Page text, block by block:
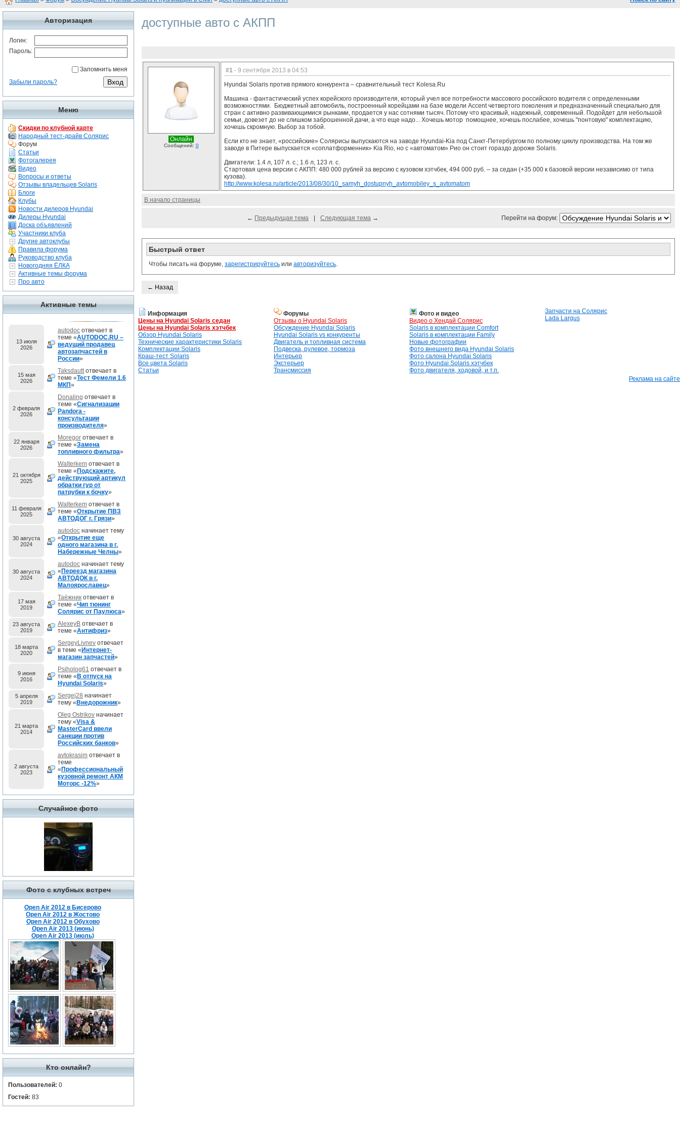
Авторизация
Логин:
Пароль:
Запомнить меня
Забыли пароль?
Меню
Скидки по клубной карте
Народный тест-драйв Солярис
Форум
Статьи
Фотогалерея
Видео
Вопросы и ответы
Отзывы владельцев Solaris
Блоги
Клубы
Новости дилеров Hyundai
Дилеры Hyundai
Доска объявлений
Участники клуба
Другие автоклубы
Правила форума
Руководство клуба
Новогодняя ЁЛКА
Активные темы форума
Про авто
Активные темы
13 июля
2026
autodoc отвечает в
теме «AUTODOC.RU –
ведущий продавец
автозапчастей в
России»
15 мая
2026
Taksdauttотвечает в
теме «Тест Фемели 1.6
МКП»
2 февраля
2026
Donaling отвечает в
теме «Сигнализации
Pandora -
консультации
производителя»
22 января
2026
Moregor отвечает в
теме «Замена
топливного фильтра»
21 октября
2025
Walterkem отвечает в
теме « Подскажите,
действующий артикул
обратки гур от
патрубки к бочку»
11 февраля
2025
Walterkem отвечает в
теме «Открытие ПВЗ
АВТОДОГ г. Грязи»
30 августа
2024
autodoc начинает тему
«Открытие еще
одного магазина в г.
Набережные Челны»
30 августа
2024
autodoc начинает тему
« Переезд магазина
АВТОДОК в г.
Малоярославец»
17 мая
2019
Таёжник отвечает в
теме «Чип тюнинг
Солярис от Паулюса»
23 августа
2019
AlexeyB отвечает в
теме «Антифриз»
18 марта
2020
SergeyLivnev отвечает
в теме « Интернет-
магазин запчастей»
9 июня
2016
Psiholog61 отвечает в
теме « В отпуск на
Hyundai Solaris»
5 апреля
2019
Sergej28 начинает
тему « Внедорожник»
21 марта
2014
Oleg Ostrikov начинает
тему «Visa &
MasterCard ввели
санкции против
Российских банков»
2 августа
2023
avtokrasim отвечает в
теме
« Профессиональный
кузовной ремонт АКМ
Моторс -12%»
Случайное фото
Фото с клубных встреч
Open Air 2012 в Бисерово
Open Air 2012 в Жостово
Open Air 2012 в Обухово
Open Air 2013 (июнь)
Open Air 2013 (июль)
Кто онлайн?
Пользователей: 0
Гостей: 83
доступные авто с АКПП
Онлайн
Сообщений: 0
#1 - 9 сентября 2013 в 04:53
Hyundai Solaris против прямого конкурента – сравнительный тест Kolesa.Ru
Машина - фантастический успех корейского производителя, который учел все потребности массового российского водителя с определенными
возможностями. Бюджетный автомобиль, построенный корейцами на базе модели Accent четвертого поколения и предназначенный специально для
стран с активно развивающимися рынками, продается у нас сотнями тысяч. Потому что красивый, надежный, современный. Подойдет для небольшой
семьи, довезет до не слишком заброшенной дачи, а что еще надо... Хочешь мотор помощнее, хочешь послабее, хочешь "понтовую" комплектацию,
хочешь скромную. Выбор за тобой.
Если кто не знает, «российские» Солярисы выпускаются на заводе Hyundai-Kia под Санкт-Петербургом по полному циклу производства. На том же
заводе в Питере выпускается «соплатформенник» Kia Rio, но с «автоматом» Рио он стоит гораздо дороже Solaris.
Двигатели: 1.4 л, 107 л. с.; 1.6 л, 123 л. с.
Стартовая цена версии с АКПП: 480 000 рублей за версию с кузовом хэтчбек, 494 000 руб. – за седан (+35 000 к базовой версии независимо от типа
кузова).
http://www.kolesa.ru/article/2013/08/30/10_samyh_dostupnyh_avtomobiley_s_avtomatom
В начало страницы
← Предыдущая тема Следующая тема → Перейти на форум:
Быстрый ответ
Чтобы писать на форуме, зарегистрируйтесь или авторизуйтесь.
← Назад
Информация
Цены на Hyundai Solaris седан
Цены на Hyundai Solaris хэтчбек
Обзор Hyundai Solaris
Технические характеристики Solaris
Комплектации Solaris
Краш-тест Solaris
Все цвета Solaris
Статьи
Форумы
Отзывы о Hyundai Solaris
Обсуждение Hyundai Solaris
Hyundai Solaris vs конкуренты
Двигатель и топливная система
Подвеска, рулевое, тормоза
Интерьер
Экстерьер
Трансмиссия
Фото и видео
Видео о Хендай Солярис
Solaris в комплектации Comfort
Solaris в комплектации Family
Новые фотографии
Фото внешнего вида Hyundai Solaris
Фото салона Hyundai Solaris
Фото Hyundai Solaris хэтчбек
Фото двигателя, ходовой, и т.п.
Запчасти на Солярис
Lada Largus
Реклама на сайте